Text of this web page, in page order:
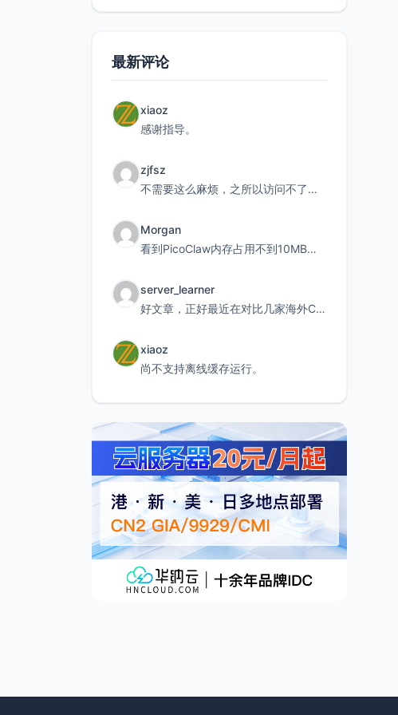
最新评论
xiaoz
感谢指导。
zjfsz
不需要这么麻烦，之所以访问不了，是由于非对称路由的问题，在爱快主路由添加一条静态路由192.168.
Morgan
看到PicoClaw内存占用不到10MB这个数据真的很惊喜，确实很适合我这种想用旧设备折腾AI的小白
server_learner
好文章，正好最近在对比几家海外CDN。文中提到CF免费版不支持自定义回源端口和HOST这个痛点太真实
xiaoz
尚不支持离线缓存运行。